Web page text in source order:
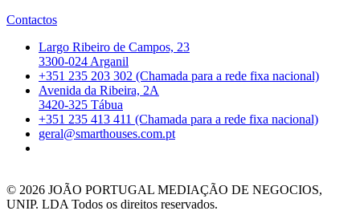
Contactos
Largo Ribeiro de Campos, 23
3300-024 Arganil
+351 235 203 302 (Chamada para a rede fixa nacional)
Avenida da Ribeira, 2A
3420-325 Tábua
+351 235 413 411 (Chamada para a rede fixa nacional)
geral@smarthouses.com.pt
© 2026 JOÃO PORTUGAL MEDIAÇÃO DE NEGOCIOS,
UNIP. LDA Todos os direitos reservados.